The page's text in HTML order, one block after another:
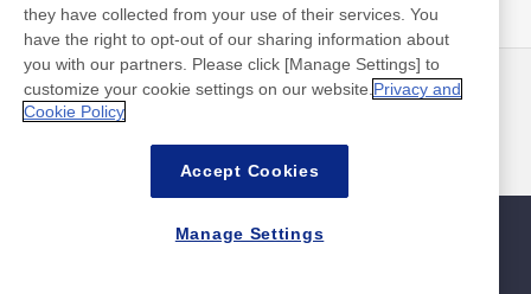
ニュース
お問い合わせ
よくあるご質問
サイトポリシー
they have collected from your use of their services. You
have the right to opt-out of our sharing information about
you with our partners. Please click [Manage Settings] to
customize your cookie settings on our website. Privacy and
Cookie Policy
Accept Cookies
Manage Settings